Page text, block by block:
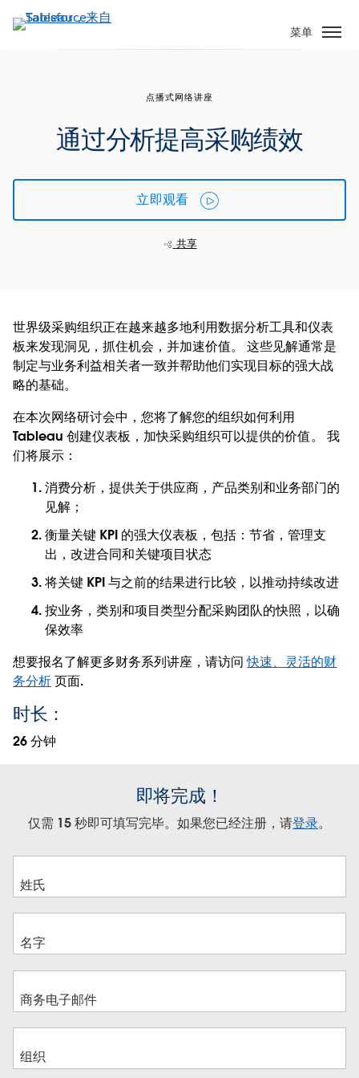
转
菜单
点播式网络讲座
通过分析提高采购绩效
立即观看
共享
世界级采购组织正在越来越多地利用数据分析工具和仪表
板来发现洞见，抓住机会，并加速价值。 这些见解通常是
制定与业务利益相关者一致并帮助他们实现目标的强大战
略的基础。
在本次网络研讨会中，您将了解您的组织如何利用
Tableau 创建仪表板，加快采购组织可以提供的价值。 我
们将展示：
消费分析，提供关于供应商，产品类别和业务部门的
见解；
衡量关键 KPI 的强大仪表板，包括：节省，管理支
出，改进合同和关键项目状态
将关键 KPI 与之前的结果进行比较，以推动持续改进
按业务，类别和项目类型分配采购团队的快照，以确
保效率
想要报名了解更多财务系列讲座，请访问快速、灵活的财
务分析页面.
时长：
26 分钟
即将完成！
仅需 15 秒即可填写完毕。如果您已经注册，请登录。